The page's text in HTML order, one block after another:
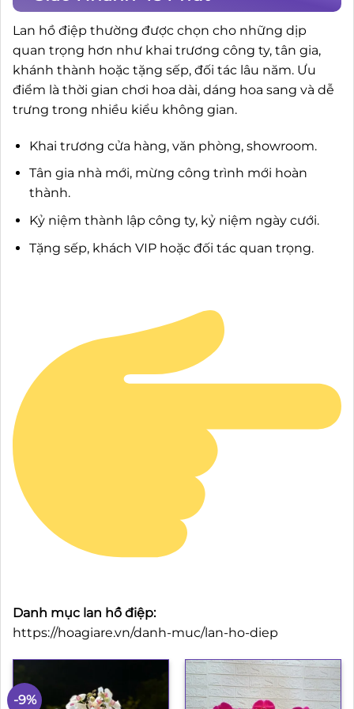
Lan hồ điệp thường được chọn cho những dịp
quan trọng hơn như khai trương công ty, tân gia,
khánh thành hoặc tặng sếp, đối tác lâu năm. Ưu
điểm là thời gian chơi hoa dài, dáng hoa sang và dễ
trưng trong nhiều kiểu không gian.
Khai trương cửa hàng, văn phòng, showroom.
Tân gia nhà mới, mừng công trình mới hoàn
thành.
Kỷ niệm thành lập công ty, kỷ niệm ngày cưới.
Tặng sếp, khách VIP hoặc đối tác quan trọng.
Danh mục lan hồ điệp:
https://hoagiare.vn/danh-muc/lan-ho-diep
-9%